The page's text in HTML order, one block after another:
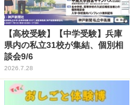
【高校受験】【中学受験】兵庫
県内の私立31校が集結、個別相
談会9/6
2026.7.28